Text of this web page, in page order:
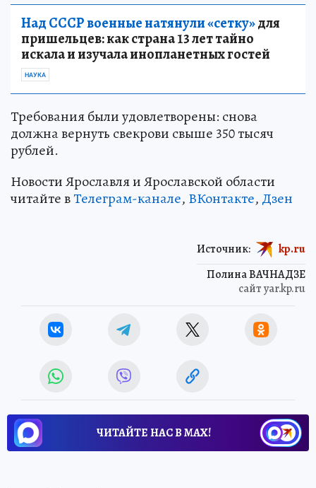
Над СССР военные натянули «сетку»для
пришельцев: как страна 13 лет тайно
искала и изучала инопланетных гостей
НАУКА
Требования были удовлетворены: снова
должна вернуть свекрови свыше 350 тысяч
рублей.
Новости Ярославля и Ярославской области
читайте вТелеграм-канале, ВКонтакте, Дзен
Полина ВАЧНАДЗЕ
сайт yar.kp.ru
Источник: kp.ru
ЧИТАЙТЕ НАС В МАХ!